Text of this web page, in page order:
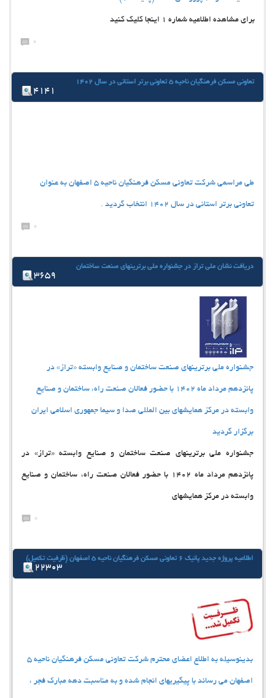
برای مشاهده اطلاعیه شماره 1 اینجا کلیک کنید
0
تعاونی مسکن فرهنگیان ناحیه 5 تعاونی برتر استانی در سال 1402
4141
طی مراسمی شرکت تعاونی مسکن فرهنگیان ناحیه 5 اصفهان به عنوان
تعاونی برتر استانی در سال 1402 انتخاب گردید .
0
دریافت نشان ملی تراز در جشنواره ملی برترینهای صنعت ساختمان
3659
جشنواره ملی برترینهای صنعت ساختمان و صنایع وابسته «تراز» در
پانزدهم مرداد ماه 1402 با حضور فعالان صنعت راه، ساختمان و صنایع
وابسته در مرکز همایشهای بین المللی صدا و سیما جمهوری اسلامی ایران
برگزار گردید
جشنواره ملی برترینهای صنعت ساختمان و صنایع وابسته «تراز» در
پانزدهم مرداد ماه 1402 با حضور فعالان صنعت راه، ساختمان و صنایع
وابسته در مرکز همایشهای
0
اطلاعیه پروژه جدید پانیک 6 تعاونی مسکن فرهنگیان ناحیه 5 اصفهان (ظرفیت تکمیل)
22303
بدینوسیله به اطلاع اعضای محترم شرکت تعاونی مسکن فرهنگیان ناحیه 5
اصفهان می رساند با پیگیریهای انجام شده و به مناسبت دهه مبارک فجر ،